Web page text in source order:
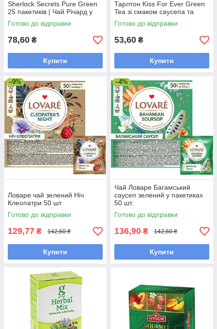
Sherlock Secrets Pure Green
25 пакетиків | Чай Річард у
новому дизайні
Готово до відправки
78,60 ₴
Купити
Тарлтон Kiss For Ever Green
Tea зі смаком саусепа та
фрукта Фантазія 25 пак х 2 г
Готово до відправки
53,60 ₴
Купити
–9%
Ловаре чай зелений Ніч
Клеопатри 50 шт.
Готово до відправки
129,77 ₴ 142,60 ₴
Купити
–4%
Чай Ловаре Багамський
саусеп зелений у пакетиках
50 шт.
Готово до відправки
136,90 ₴ 142,60 ₴
Купити